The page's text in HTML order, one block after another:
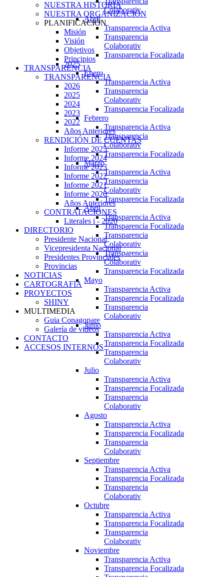
Colaborativ
Abril
Transparencia Activa
Transparencia
Colaborativ
Transparencia Focalizada
2025
Enero
Transparencia Activa
Transparencia
Colaborativ
Transparencia Focalizada
Febrero
Transparencia Activa
Transparencia
Colaborativ
Transparencia Focalizada
Marzo
Transparencia Activa
Transparencia
Colaborativ
Transparencia Focalizada
Abril
Transparencia Activa
Transparencia Focalizada
Transparencia
Colaborativ
Transparencia
Colaborativ
Transparencia Focalizada
Mayo
Transparencia Activa
Transparencia Focalizada
Transparencia
Colaborativ
Junio
Transparencia Activa
Transparencia Focalizada
Transparencia
Colaborativ
Julio
Transparencia Activa
Transparencia Focalizada
Transparencia
Colaborativ
Agosto
Transparencia Activa
Transparencia Focalizada
Transparencia
Colaborativ
Septiembre
Transparencia Activa
Transparencia Focalizada
Transparencia
Colaborativ
Octubre
Transparencia Activa
Transparencia Focalizada
Transparencia
Colaborativ
Noviembre
Transparencia Activa
Transparencia Focalizada
NUESTRA HISTORIA
NUESTRA ORGANIZACIÓN
PLANIFICACIÓN
Misión
Visión
Objetivos
Principios
TRANSPARENCIA
TRANSPARENCIA
2026
2025
2024
2023
2022
Años Anteriores
RENDICIÓN DE CUENTAS
Informe 2025
Informe 2024
Informe 2023
Informe 2022
Informe 2021
Informe 2020
Años Anteriores
CONTRATACIONES
Literales i - 2020
DIRECTORIO
Presidente Nacional
Vicepresidenta Nacional
Presidentes Provinciales
Provincias
NOTICIAS
CARTOGRAFIA
PROYECTOS
SHINY
MULTIMEDIA
Guia Conagopare
Galería de videos
CONTACTO
ACCESOS INTERNOS